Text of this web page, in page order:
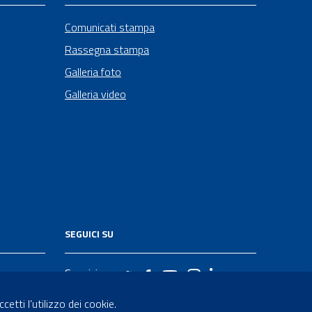
Comunicati stampa
Rassegna stampa
Galleria foto
Galleria video
SEGUICI SU
Seguici su
l’utilizzo dei cookie.